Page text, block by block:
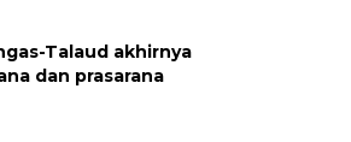
Talaud akhirnya
dan prasarana